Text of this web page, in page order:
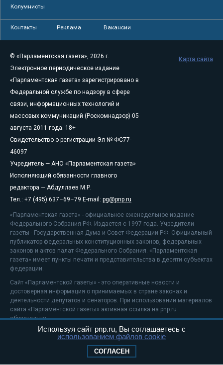
Колумнисты
Контакты Реклама Вакансии
© «Парламентская газета», 2026 г.
Электронное периодическое издание
«Парламентская газета» зарегистрировано в
Федеральной службе по надзору в сфере
связи, информационных технологий и
массовых коммуникаций (Роскомнадзор) 05
августа 2011 года. 18+
Свидетельство о регистрации Эл № ФС77-
46097
Учредитель — АНО «Парламентская газета»
Исполняющий обязанности главного
редактора — Абдуллаев М.Р.
Тел.: +7 (495) 637–69–79 E-mail: pg@pnp.ru
«Парламентская газета» - официальное еженедельное издание
Федерального Собрания РФ. Издается с 1997 года. Учредители
газеты - Государственная Дума и Совет Федерации РФ. Официальный
публикатор федеральных конституционных законов, федеральных
законов и актов палат Федерального Собрания. «Парламентская
газета» имеет пункты печати и представительства в десяти субъектах
федерации.
Сайт «Парламентской газеты» - это оперативные новости и
достоверная информация о принимаемых в стране законах и
деятельности депутатов и сенаторов. При использовании материалов
сайта «Парламентской газеты» активная ссылка на pnp.ru
обязательна.
На информационном ресурсе применяютсярекомендательные
Положение о защите персональных данных
Карта сайта
Используя сайт pnp.ru, Вы соглашаетесь с
использованием файлов cookie
СОГЛАСЕН